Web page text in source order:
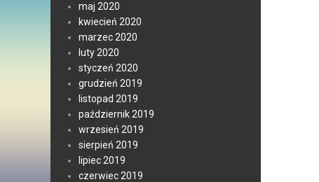
maj 2020
kwiecień 2020
marzec 2020
luty 2020
styczeń 2020
grudzień 2019
listopad 2019
październik 2019
wrzesień 2019
sierpień 2019
lipiec 2019
czerwiec 2019